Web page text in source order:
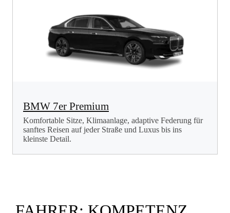
BMW 7er Premium
Komfortable Sitze, Klimaanlage, adaptive Federung für
sanftes Reisen auf jeder Straße und Luxus bis ins
kleinste Detail.